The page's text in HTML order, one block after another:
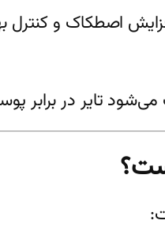
اصطکاک و
می‌شود تایر در